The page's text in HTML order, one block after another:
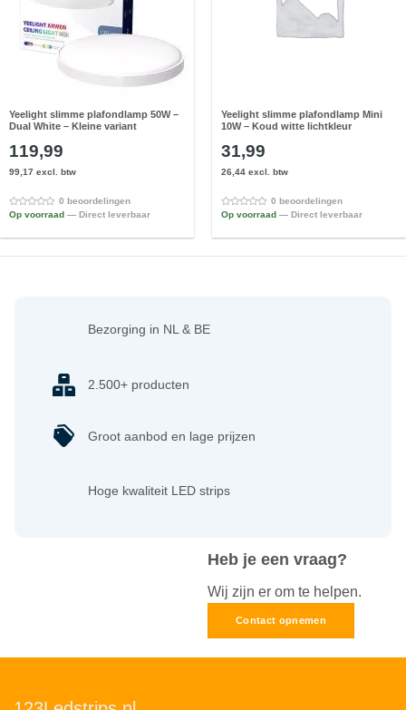
Yeelight slimme plafondlamp 50W –
Dual White – Kleine variant
119,99
99,17 excl. btw
0 beoordelingen
Op voorraad — Direct leverbaar
Yeelight slimme plafondlamp Mini
10W – Koud witte lichtkleur
31,99
26,44 excl. btw
0 beoordelingen
Op voorraad — Direct leverbaar
Heb je een vraag?
Wij zijn er om te helpen.
Contact opnemen
Bezorging in NL & BE
2.500+ producten
Groot aanbod en lage prijzen
Hoge kwaliteit LED strips